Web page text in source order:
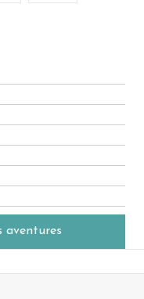
aventures